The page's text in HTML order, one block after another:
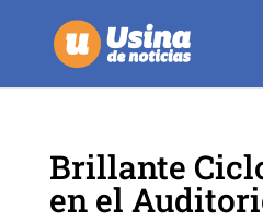
Brillante
en el